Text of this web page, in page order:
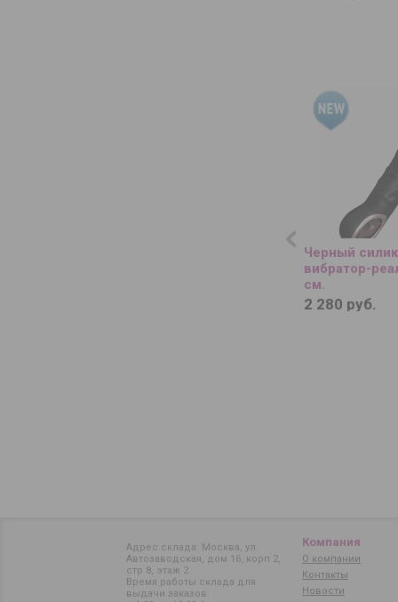
Черный
вибратор-
см.
2 280 руб.
Адрес склада: Москва, ул.
Автозаводская, дом 16, корп 2,
стр 8, этаж 2
Время работы склада для
выдачи заказов:
Компания
О компании
Контакты
Новости